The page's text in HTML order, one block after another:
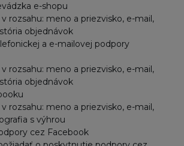
e-shopu
rozsahu: meno a priezvisko, e-mail,
objednávok
a e-mailovej podpory
rozsahu: meno a priezvisko, e-mail,
objednávok
rozsahu: meno a priezvisko, e-mail,
s výhrou
cez Facebook